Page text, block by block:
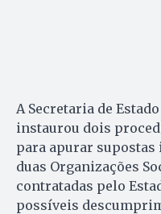
A Secretaria de Estado
instaurou dois
para apurar
duas Organizações
contratadas pelo
possíveis